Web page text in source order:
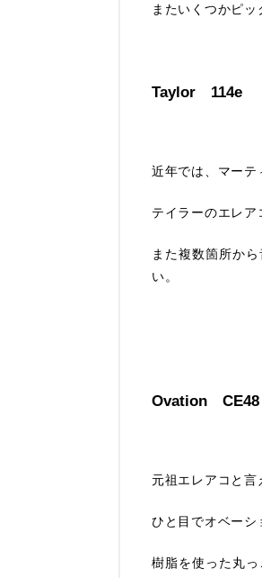
またいくつかピッ
Taylor 114e
近年では、マーテ
テイラーのエレア
また複数箇所か
い。
Ovation CE48
元祖エレアコと言
ひと目でオベーシ
樹脂を使った丸